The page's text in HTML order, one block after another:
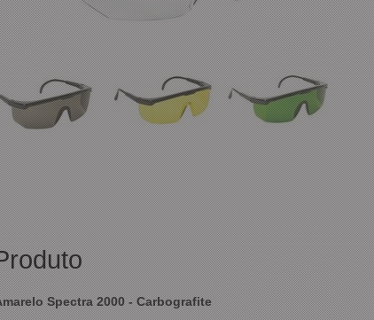
Spectra 2000 - Carbografite